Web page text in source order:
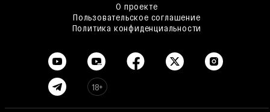
О проекте
Пользовательское соглашение
Политика конфиденциальности
18+